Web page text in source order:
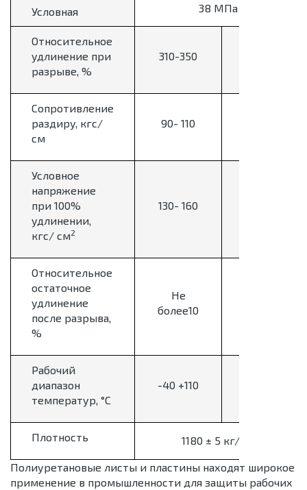
Условная
38 МПа
Относительное
удлинение при
разрыве, %
310-350
Сопротивление
раздиру, кгс/
см
90- 110
Условное
напряжение
при 100%
удлинении,
кгс/ см2
130- 160
Относительное
остаточное
удлинение
после разрыва,
%
Не
более10
Рабочий
диапазон
температур, °С
-40 +110
Плотность 1180 ± 5 кг/м
Полиуретановые листы и пластины находят широкое
применение в промышленности для защиты рабочих